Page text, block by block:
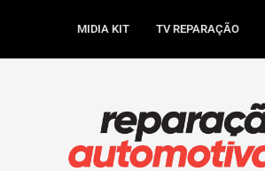
MIDIA KIT TV REPARAÇÃO